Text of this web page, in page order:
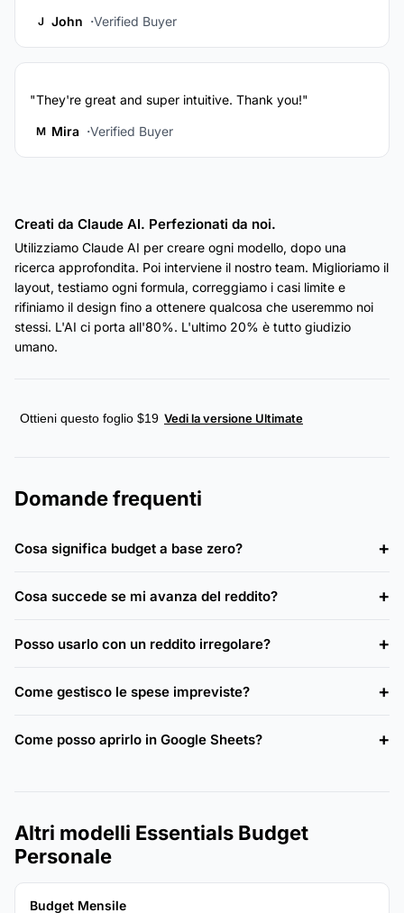
J John Verified Buyer
"They're great and super intuitive. Thank you!"
M Mira Verified Buyer
Creati da Claude AI. Perfezionati da noi.
Utilizziamo Claude AI per creare ogni modello, dopo una
ricerca approfondita. Poi interviene il nostro team. Miglioriamo il
layout, testiamo ogni formula, correggiamo i casi limite e
rifiniamo il design fino a ottenere qualcosa che useremmo noi
stessi. L'AI ci porta all'80%. L'ultimo 20% è tutto giudizio
umano.
Ottieni questo foglio $19 Vedi la versione Ultimate
Domande frequenti
Cosa significa budget a base zero?
Cosa succede se mi avanza del reddito?
Posso usarlo con un reddito irregolare?
Come gestisco le spese impreviste?
Come posso aprirlo in Google Sheets?
Altri modelli Essentials Budget
Personale
Budget Mensile